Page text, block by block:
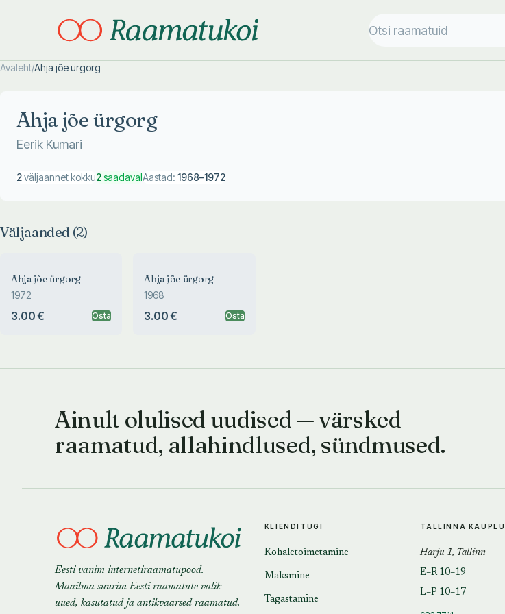
Avaleht/Ahja jõe ürgorg
Ahja jõe ürgorg
Eerik Kumari
2väljaannet kokku2saadavalAastad: 1968–1972
Väljaanded (2)
Ahja jõe ürgorg
1972
3.00 € Osta
Ahja jõe ürgorg
1968
3.00 € Osta
Ainult olulised uudised — värsked
raamatud, allahindlused, sündmused.
Eesti vanim internetiraamatupood.
Maailma suurim Eesti raamatute valik —
uued, kasutatud ja antikvaarsed raamatud.
KLIENDITUGI
Kohaletoimetamine
Maksmine
Tagastamine
TALLINNA
Harju 1, Tallinn
E–R 10–19
L–P 10–17